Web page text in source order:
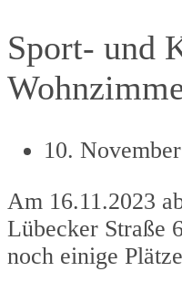
Sport- und
10.
Am 16.11.2023
Lübecker Straße
noch einige